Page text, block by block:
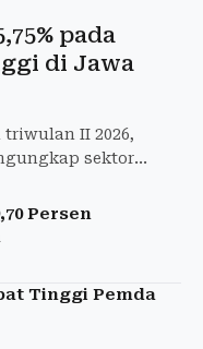
pada
di Jawa
triwulan II 2026,
sektor
Persen
Tinggi Pemda